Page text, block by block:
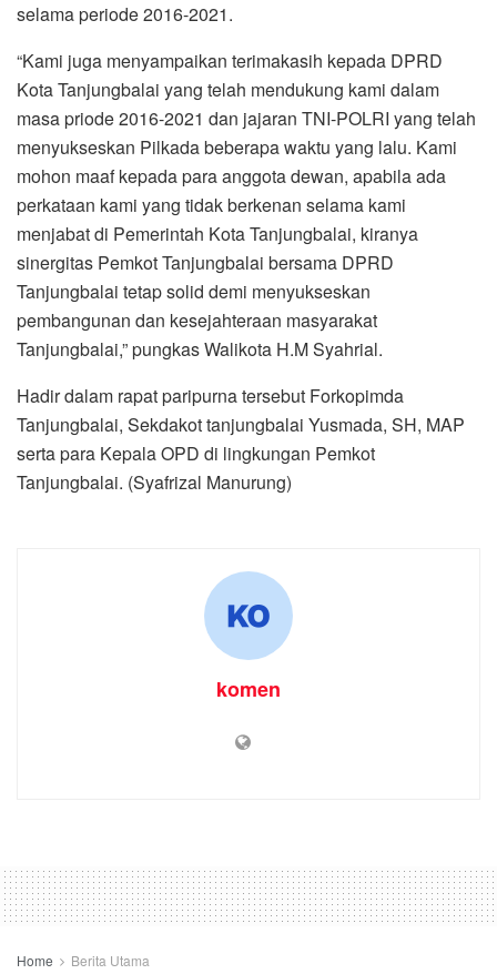
selama periode 2016-2021.
“Kami juga menyampaikan terimakasih kepada DPRD
Kota Tanjungbalai yang telah mendukung kami dalam
masa priode 2016-2021 dan jajaran TNI-POLRI yang telah
menyukseskan Pilkada beberapa waktu yang lalu. Kami
mohon maaf kepada para anggota dewan, apabila ada
perkataan kami yang tidak berkenan selama kami
menjabat di Pemerintah Kota Tanjungbalai, kiranya
sinergitas Pemkot Tanjungbalai bersama DPRD
Tanjungbalai tetap solid demi menyukseskan
pembangunan dan kesejahteraan masyarakat
Tanjungbalai,” pungkas Walikota H.M Syahrial.
Hadir dalam rapat paripurna tersebut Forkopimda
Tanjungbalai, Sekdakot tanjungbalai Yusmada, SH, MAP
serta para Kepala OPD di lingkungan Pemkot
Tanjungbalai. (Syafrizal Manurung)
komen
Home Berita Utama